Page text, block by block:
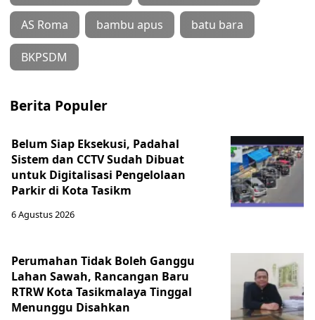
AS Roma bambu apus batu bara
BKPSDM
Berita Populer
Belum Siap Eksekusi, Padahal
Sistem dan CCTV Sudah Dibuat
untuk Digitalisasi Pengelolaan
Parkir di Kota Tasikm
6 Agustus 2026
Perumahan Tidak Boleh Ganggu
Lahan Sawah, Rancangan Baru
RTRW Kota Tasikmalaya Tinggal
Menunggu Disahkan